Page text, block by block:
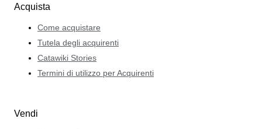
Acquista
Come acquistare
Tutela degli acquirenti
Catawiki Stories
Termini di utilizzo per Acquirenti
Vendi